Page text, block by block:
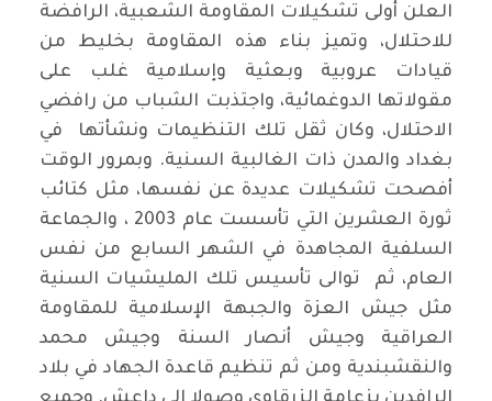
العلن أولى تشكيلات المقاومة الشعبية، الرافضة
للاحتلال، وتميز بناء هذه المقاومة بخليط من
قيادات عروبية وبعثية وإسلامية غلب على
مقولاتها الدوغمائية، واجتذبت الشباب من رافضي
الاحتلال، وكان ثقل تلك التنظيمات ونشأتها في
بغداد والمدن ذات الغالبية السنية. وبمرور الوقت
أفصحت تشكيلات عديدة عن نفسها، مثل كتائب
ثورة العشرين التي تأسست عام 2003 ، والجماعة
السلفية المجاهدة في الشهر السابع من نفس
العام، ثم توالى تأسيس تلك المليشيات السنية
مثل جيش العزة والجبهة الإسلامية للمقاومة
العراقية وجيش أنصار السنة وجيش محمد
والنقشبندية ومن ثم تنظيم قاعدة الجهاد في بلاد